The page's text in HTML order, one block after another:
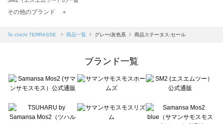
TSUHARU by Samansa Mos2（ツハルバイサマンサモスモス）の一覧
Samansa Mos2 blue（サマンサモスモス ブルー）の一覧
Te chichi（テチチ）の一覧
Te chichi CLASSIC（テチチ クラシック）の一覧
Lugnoncure（ルノンキュール）の一覧
BETTY'S BLUE（べティーズブルー）の一覧
その他のブランド ＋
Te chichi TERRASSE 商品一覧 グレー/灰色系 商品ステータス:セール
ブランド一覧